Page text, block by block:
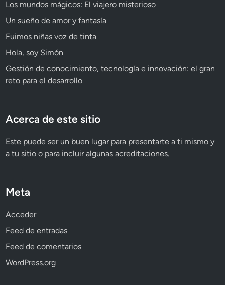
Los mundos mágicos: El viajero misterioso
Un sueño de amor y fantasía
Fuimos niñas voz de tinta
Hola, soy Simón
Gestión de conocimiento, tecnología e innovación: el gran
reto para el desarrollo
Acerca de este sitio
Este puede ser un buen lugar para presentarte a ti mismo y
a tu sitio o para incluir algunas acreditaciones.
Meta
Acceder
Feed de entradas
Feed de comentarios
WordPress.org